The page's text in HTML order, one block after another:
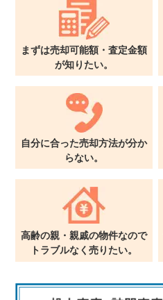
まずは売却可能額・査定金額
が知りたい。
自分に合った売却方法が分か
らない。
高齢の親・親戚の物件なので
トラブルなく売りたい。